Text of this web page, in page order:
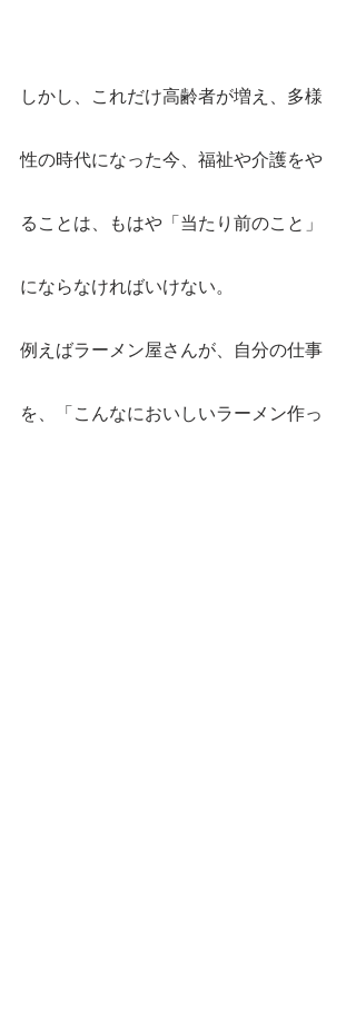
しかし、これだけ高齢者が増え、多様
性の時代になった今、福祉や介護をや
ることは、もはや「当たり前のこと」
にならなければいけない。
例えばラーメン屋さんが、自分の仕事
を、「こんなにおいしいラーメン作っ